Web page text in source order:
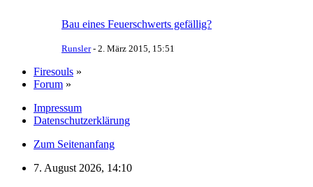
Bau eines Feuerschwerts gefällig?
Runsler- 2. März 2015, 15:51
Firesouls »
Forum »
Impressum
Datenschutzerklärung
Zum Seitenanfang
7. August 2026, 14:10